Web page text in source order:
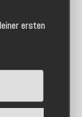
ersten